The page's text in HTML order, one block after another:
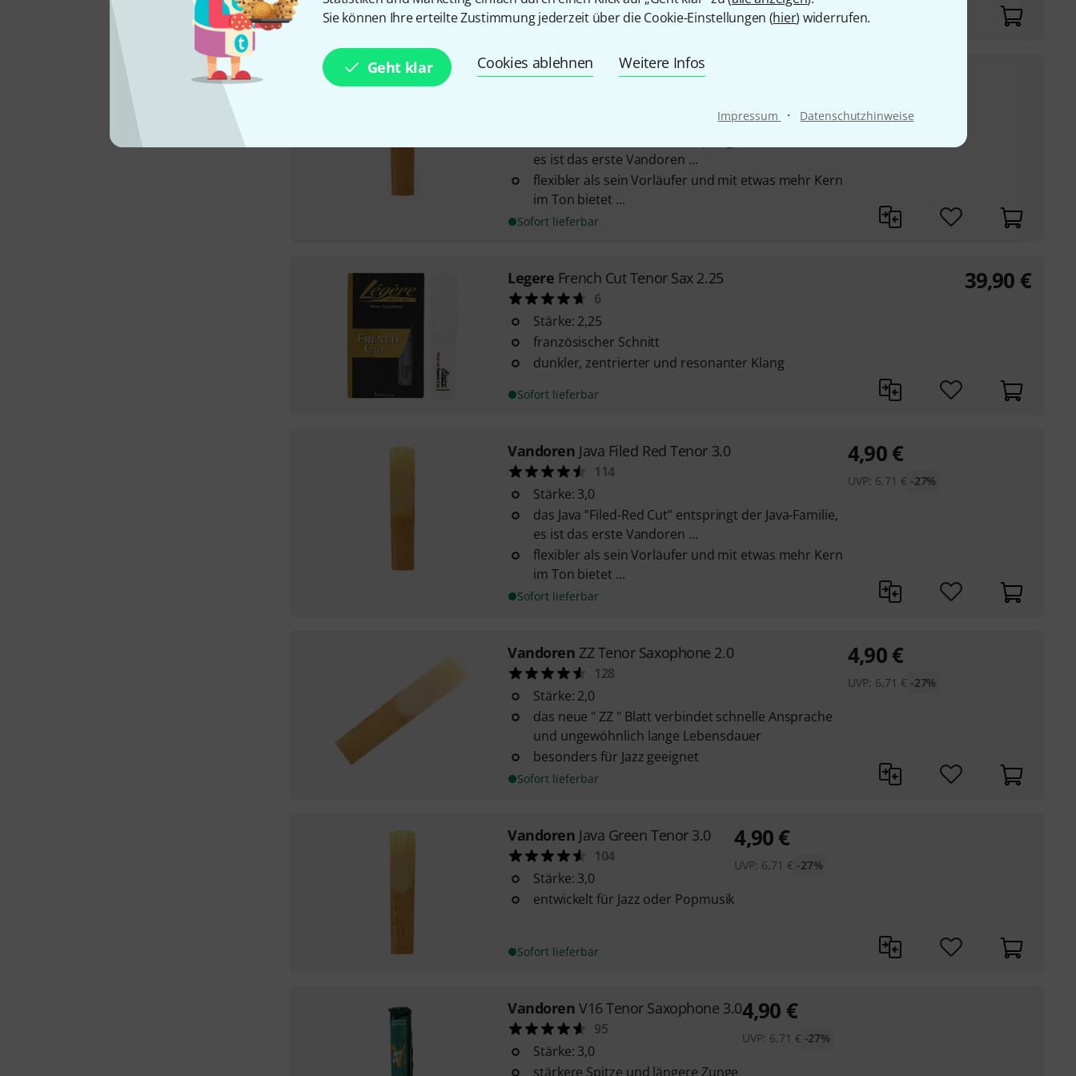
Sie können Ihre erteilte Zustimmung jederzeit über die Cookie-Einstellungen (hier) widerrufen.
Geht klar Cookies ablehnen Weitere Infos
Impressum · Datenschutzhinweise
Sofort lieferbar
VandorenJava Filed Red Tenor 2.5
es ist das erste Vandoren ...
flexibler als sein Vorläufer und mit etwas mehr Kern
im Ton bietet ...
Sofort lieferbar
Legere French Cut Tenor Sax 2.25
6
Stärke: 2,25
französischer Schnitt
dunkler, zentrierter und resonanter Klang
Sofort lieferbar
39,90 €
Vandoren Java Filed Red Tenor 3.0
114
Stärke: 3,0
das Java ”Filed-Red Cut” entspringt der Java-Familie,
es ist das erste Vandoren ...
flexibler als sein Vorläufer und mit etwas mehr Kern
im Ton bietet ...
Sofort lieferbar
4,90€
UVP: 6,71 € -27%
Vandoren ZZ Tenor Saxophone 2.0
128
Stärke: 2,0
das neue " ZZ " Blatt verbindet schnelle Ansprache
und ungewöhnlich lange Lebensdauer
besonders für Jazz geeignet
Sofort lieferbar
4,90€
UVP: 6,71 € -27%
Vandoren Java Green Tenor 3.0
104
Stärke: 3,0
entwickelt für Jazz oder Popmusik
Sofort lieferbar
4,90€
UVP: 6,71 € -27%
Vandoren V16 Tenor Saxophone 3.0
95
Stärke: 3,0
stärkere Spitze und längere Zunge
4,90 €
UVP: 6,71 € -27%